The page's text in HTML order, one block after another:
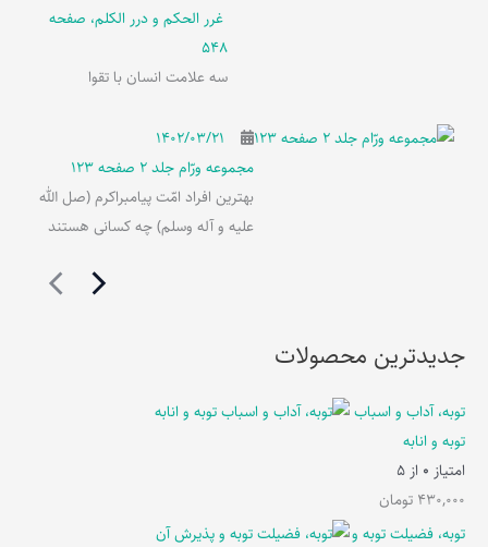
غرر الحکم و درر الکلم، صفحه
548
سه علامت انسان با تقوا
۱۴۰۲/۰۳/۲۱
مجموعه ورّام جلد 2 صفحه 123
بهترین افراد امّت پیامبراکرم (صل الله
علیه و آله وسلم) چه کسانی هستند
جدیدترین محصولات
توبه، آداب و اسباب
توبه و انابه
امتیاز 0 از 5
430,000 تومان
توبه، فضیلت توبه و